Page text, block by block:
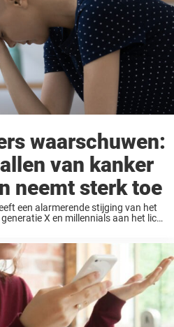
waarschuwen:
van kanker
neemt sterk toe
een alarmerende stijging van het
X en millennials aan het licht